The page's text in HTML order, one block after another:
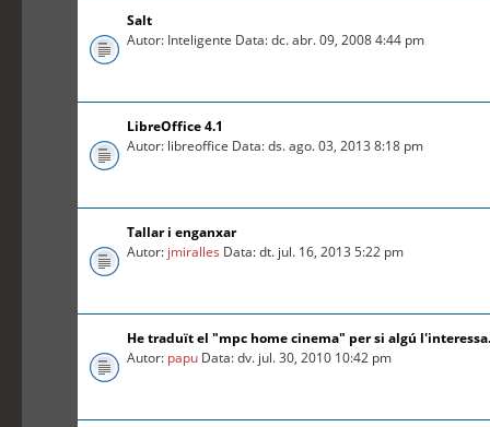
Salt
Autor: Inteligente Data: dc. abr. 09, 2008 4:44 pm
LibreOffice 4.1
Autor: libreoffice Data: ds. ago. 03, 2013 8:18 pm
Tallar i enganxar
Autor: jmiralles Data: dt. jul. 16, 2013 5:22 pm
He traduït el "mpc home cinema" per si algú
Autor: papu Data: dv. jul. 30, 2010 10:42 pm